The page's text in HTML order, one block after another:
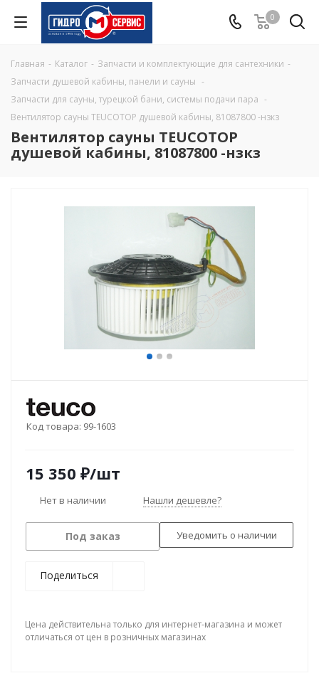
0
Главная - Каталог - Запчасти и комплектующие для сантехники -
Запчасти душевой кабины, панели и сауны -
Запчасти для сауны, турецкой бани, системы подачи пара -
Вентилятор сауны TEUCOTOP душевой кабины, 81087800 -нзкз
Вентилятор сауны TEUCOTOP
душевой кабины, 81087800 -нзкз
Код товара: 99-1603
15 350 ₽/шт
Нет в наличии Нашли дешевле?
Под заказ Уведомить о наличии
Поделиться
Цена действительна только для интернет-магазина и может
отличаться от цен в розничных магазинах